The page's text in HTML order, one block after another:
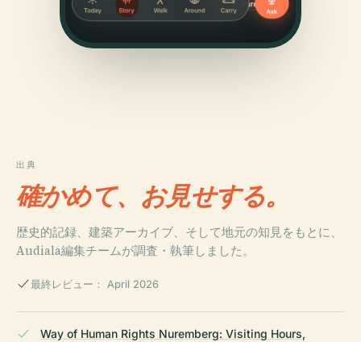
出典
確かめて、お見せする。
歴史的記録、建築アーカイブ、そして地元の知見をもとに、
Audiala編集チームが調査・執筆しました。
最終レビュー： April 2026
Way of Human Rights Nuremberg: Visiting Hours,